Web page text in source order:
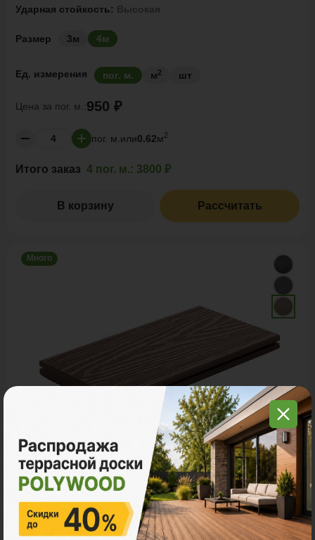
Ударная стойкость:
Размер 3м 4м
Ед. измерения пог. м. м2 шт
Цена за пог. м.:950 ₽
пог. м. или0.62м2
Итого заказ 4 пог. м.: 3800 ₽
В корзину Рассчитать
Много
Террасная доска ДПК
POLYWOOD™ MASSIVE 3D
Высокая
Размер 3м 4м